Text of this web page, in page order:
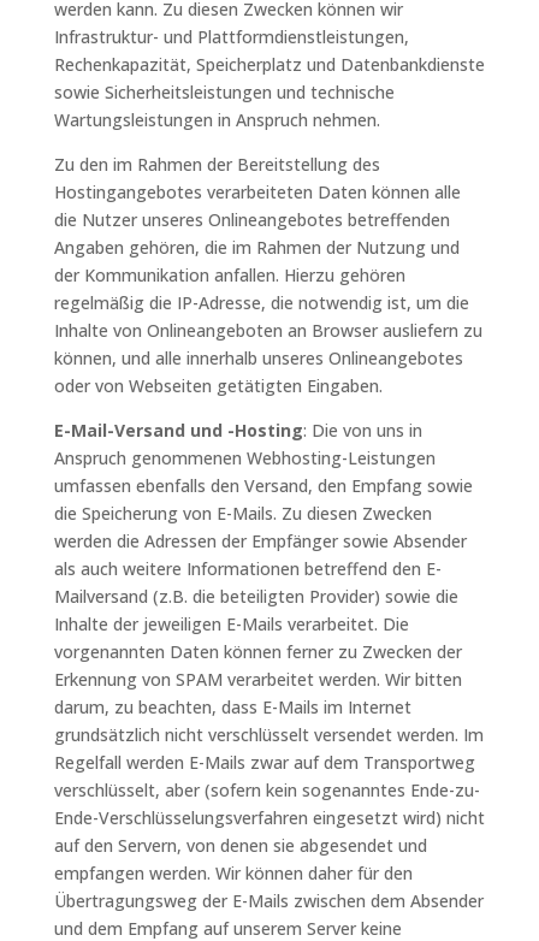
werden kann. Zu diesen Zwecken können wir
Infrastruktur- und Plattformdienstleistungen,
Rechenkapazität, Speicherplatz und Datenbankdienste
sowie Sicherheitsleistungen und technische
Wartungsleistungen in Anspruch nehmen.
Zu den im Rahmen der Bereitstellung des
Hostingangebotes verarbeiteten Daten können alle
die Nutzer unseres Onlineangebotes betreffenden
Angaben gehören, die im Rahmen der Nutzung und
der Kommunikation anfallen. Hierzu gehören
regelmäßig die IP-Adresse, die notwendig ist, um die
Inhalte von Onlineangeboten an Browser ausliefern zu
können, und alle innerhalb unseres Onlineangebotes
oder von Webseiten getätigten Eingaben.
E-Mail-Versand und -Hosting: Die von uns in
Anspruch genommenen Webhosting-Leistungen
umfassen ebenfalls den Versand, den Empfang sowie
die Speicherung von E-Mails. Zu diesen Zwecken
werden die Adressen der Empfänger sowie Absender
als auch weitere Informationen betreffend den E-
Mailversand (z.B. die beteiligten Provider) sowie die
Inhalte der jeweiligen E-Mails verarbeitet. Die
vorgenannten Daten können ferner zu Zwecken der
Erkennung von SPAM verarbeitet werden. Wir bitten
darum, zu beachten, dass E-Mails im Internet
grundsätzlich nicht verschlüsselt versendet werden. Im
Regelfall werden E-Mails zwar auf dem Transportweg
verschlüsselt, aber (sofern kein sogenanntes Ende-zu-
Ende-Verschlüsselungsverfahren eingesetzt wird) nicht
auf den Servern, von denen sie abgesendet und
empfangen werden. Wir können daher für den
Übertragungsweg der E-Mails zwischen dem Absender
und dem Empfang auf unserem Server keine